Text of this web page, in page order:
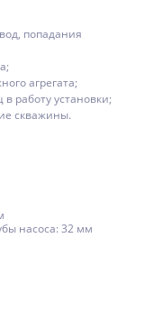
попадания
агрегата;
работу установки;
скважины.
насоса: 32 мм